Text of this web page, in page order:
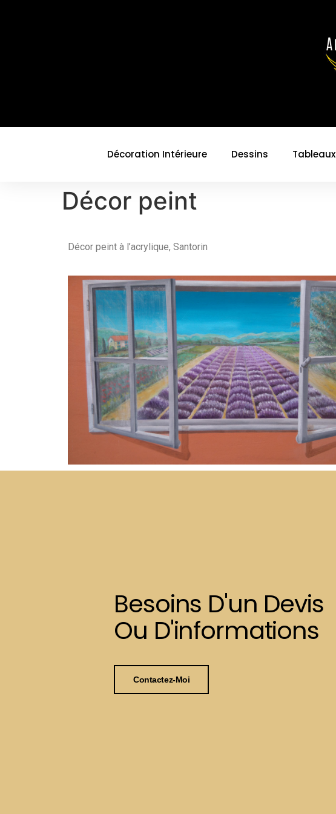
Décoration Intérieure Dessins Tableaux
Décor peint
Décor peint à l’acrylique, Santorin
Besoins D'un Devis
Ou D'informations
Contactez-Moi